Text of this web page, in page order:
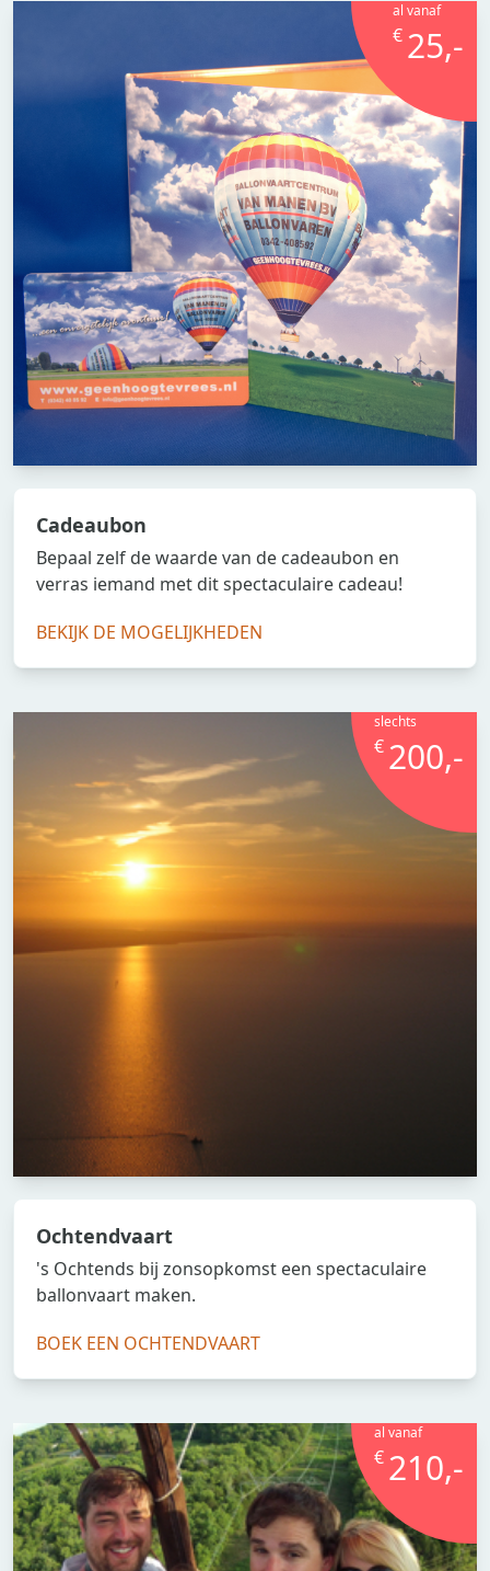
al vanaf
€ 25,-
Cadeaubon
Bepaal zelf de waarde van de cadeaubon en
verras iemand met dit spectaculaire cadeau!
BEKIJK DE MOGELIJKHEDEN
slechts
€ 200,-
Ochtendvaart
's Ochtends bij zonsopkomst een spectaculaire
ballonvaart maken.
BOEK EEN OCHTENDVAART
al vanaf
€ 210,-